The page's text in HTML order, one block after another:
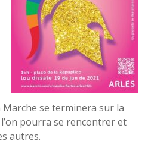
Marche se terminera sur la
pourra se rencontrer et
autres.